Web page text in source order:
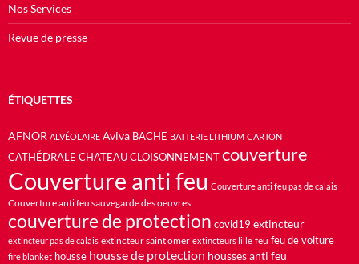
Nos Services
Revue de presse
ÉTIQUETTES
AFNOR ALVÉOLAIRE Aviva BACHE BATTERIE LITHIUM CARTON
CATHÉDRALE CHATEAU CLOISONNEMENT couverture
Couverture anti feu Couverture anti feu pas de calais
Couverture anti feu sauvegarde des oeuvres
couverture de protection covid19 extincteur
extincteur pas de calais extincteur saint omer extincteurs lille feu feu de voiture
fire blanket housse housse de protection housses anti feu